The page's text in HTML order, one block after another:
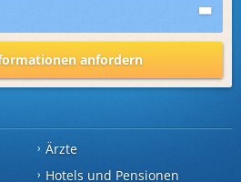
anfordern
Ärzte
Hotels und Pensionen